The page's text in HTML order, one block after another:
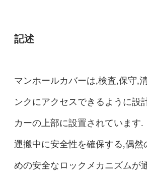
記述
マンホールカバーは,検査,保守,
ンクにアクセスできるように設
カーの上部に設置されています.
運搬中に安全性を確保する,偶然
めの安全なロックメカニズムが